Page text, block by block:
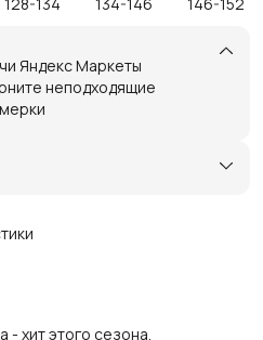
Яндекс Маркеты
неподходящие
- хит этого сезона.